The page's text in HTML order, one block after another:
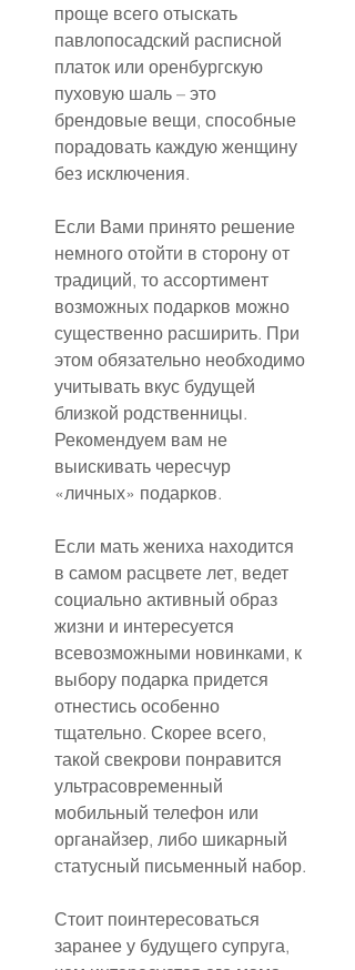
проще всего отыскать
павлопосадский расписной
платок или оренбургскую
пуховую шаль – это
брендовые вещи, способные
порадовать каждую женщину
без исключения.
Если Вами принято решение
немного отойти в сторону от
традиций, то ассортимент
возможных подарков можно
существенно расширить. При
этом обязательно необходимо
учитывать вкус будущей
близкой родственницы.
Рекомендуем вам не
выискивать чересчур
«личных» подарков.
Если мать жениха находится
в самом расцвете лет, ведет
социально активный образ
жизни и интересуется
всевозможными новинками, к
выбору подарка придется
отнестись особенно
тщательно. Скорее всего,
такой свекрови понравится
ультрасовременный
мобильный телефон или
органайзер, либо шикарный
статусный письменный набор.
Стоит поинтересоваться
заранее у будущего супруга,